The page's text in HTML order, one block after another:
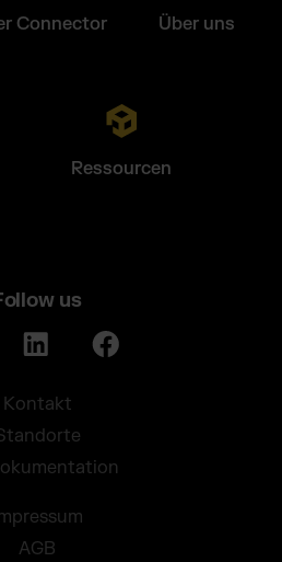
Connector Über uns
Ressourcen
us
Kontakt
AGB